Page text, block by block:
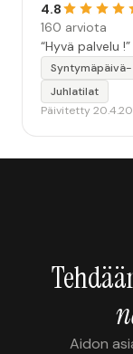
4.8
160 arviota
“Hyvä palvelu !”
Juhlatilat
Päivitetty
Aidon